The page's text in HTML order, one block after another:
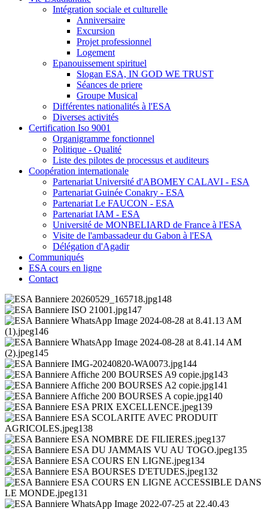
Intégration sociale et culturelle
Anniversaire
Excursion
Projet professionnel
Logement
Epanouissement spirituel
Slogan ESA, IN GOD WE TRUST
Séances de priere
Groupe Musical
Différentes nationalités à l'ESA
Diverses activités
Certification Iso 9001
Organigramme fonctionnel
Politique - Qualité
Liste des pilotes de processus et auditeurs
Coopération internationale
Partenariat Université d'ABOMEY CALAVI - ESA
Partenariat Guinée Conakry - ESA
Partenariat Le FAUCON - ESA
Partenariat IAM - ESA
Université de MONBELIARD de France à l'ESA
Visite de l'ambassadeur du Gabon à l'ESA
Délégation d'Agadir
Communiqués
ESA cours en ligne
Contact